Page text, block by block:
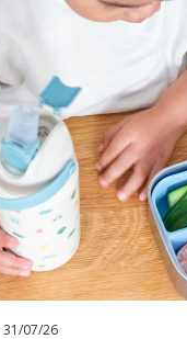
31/07/26